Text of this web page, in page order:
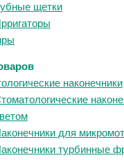
щетки
наконечники
для
турбинные